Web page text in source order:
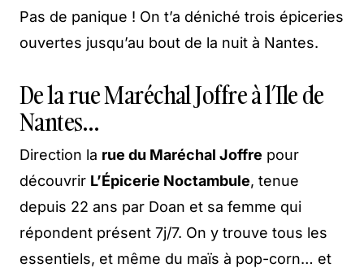
Pas de panique ! On t’a déniché trois épiceries
ouvertes jusqu’au bout de la nuit à Nantes.
De la rue Maréchal Joffre à l’Ile de
Nantes…
Direction la rue du Maréchal Joffre pour
découvrir L’Épicerie Noctambule, tenue
depuis 22 ans par Doan et sa femme qui
répondent présent 7j/7. On y trouve tous les
essentiels, et même du maïs à pop-corn… et